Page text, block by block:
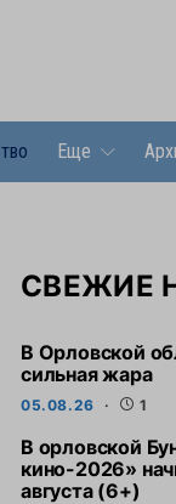
Еще
СВЕЖИЕ
В Орловской
сильная жара
05.08.26 1
В орловской
кино-2026»
августа (6+)